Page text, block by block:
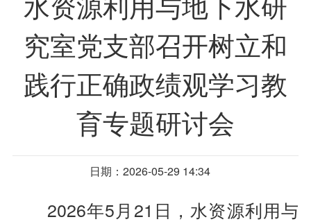
究室党支部召开树立和
践行正确政绩观学习教
育专题研讨会
日期：2026-05-29 14:34
2026年5月21日，水资源利用与